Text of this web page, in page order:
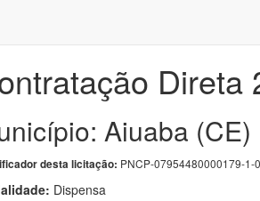
Direta
Aiuaba (CE)
desta licitação: PNCP-07954480000179-1-
Dispensa